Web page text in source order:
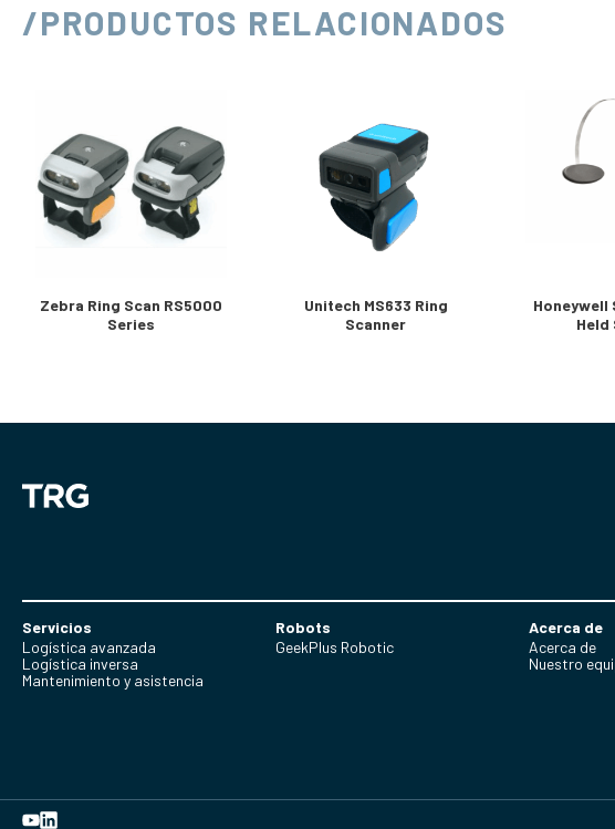
/PRODUCTOS RELACIONADOS
Zebra Ring Scan RS5000
Series
Unitech MS633 Ring
Scanner
Honeywell
Held
Servicios
Logística avanzada
Logística inversa
Mantenimiento y asistencia
Robots
GeekPlus Robotic
Acerca de
Acerca de
Nuestro